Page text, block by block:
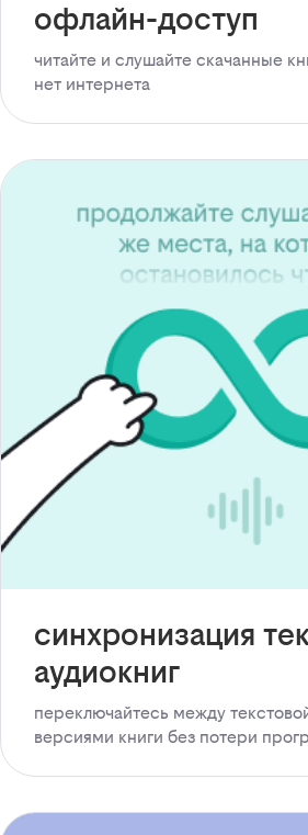
офлайн-доступ
читайте и слушайте скачанные
нет интернета
синхронизация
аудиокниг
переключайтесь между
версиями книги без потери